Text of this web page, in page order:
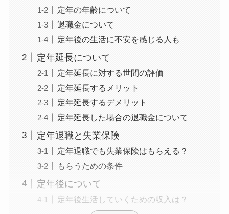
定年の年齢について
退職金について
定年後の生活に不安を感じる人も
定年延長について
定年延長に対する世間の評価
定年延長するメリット
定年延長するデメリット
定年延長した場合の退職金について
定年退職と失業保険
定年退職でも失業保険はもらえる？
もらうための条件
定年後について
定年後生活していくための収入は？